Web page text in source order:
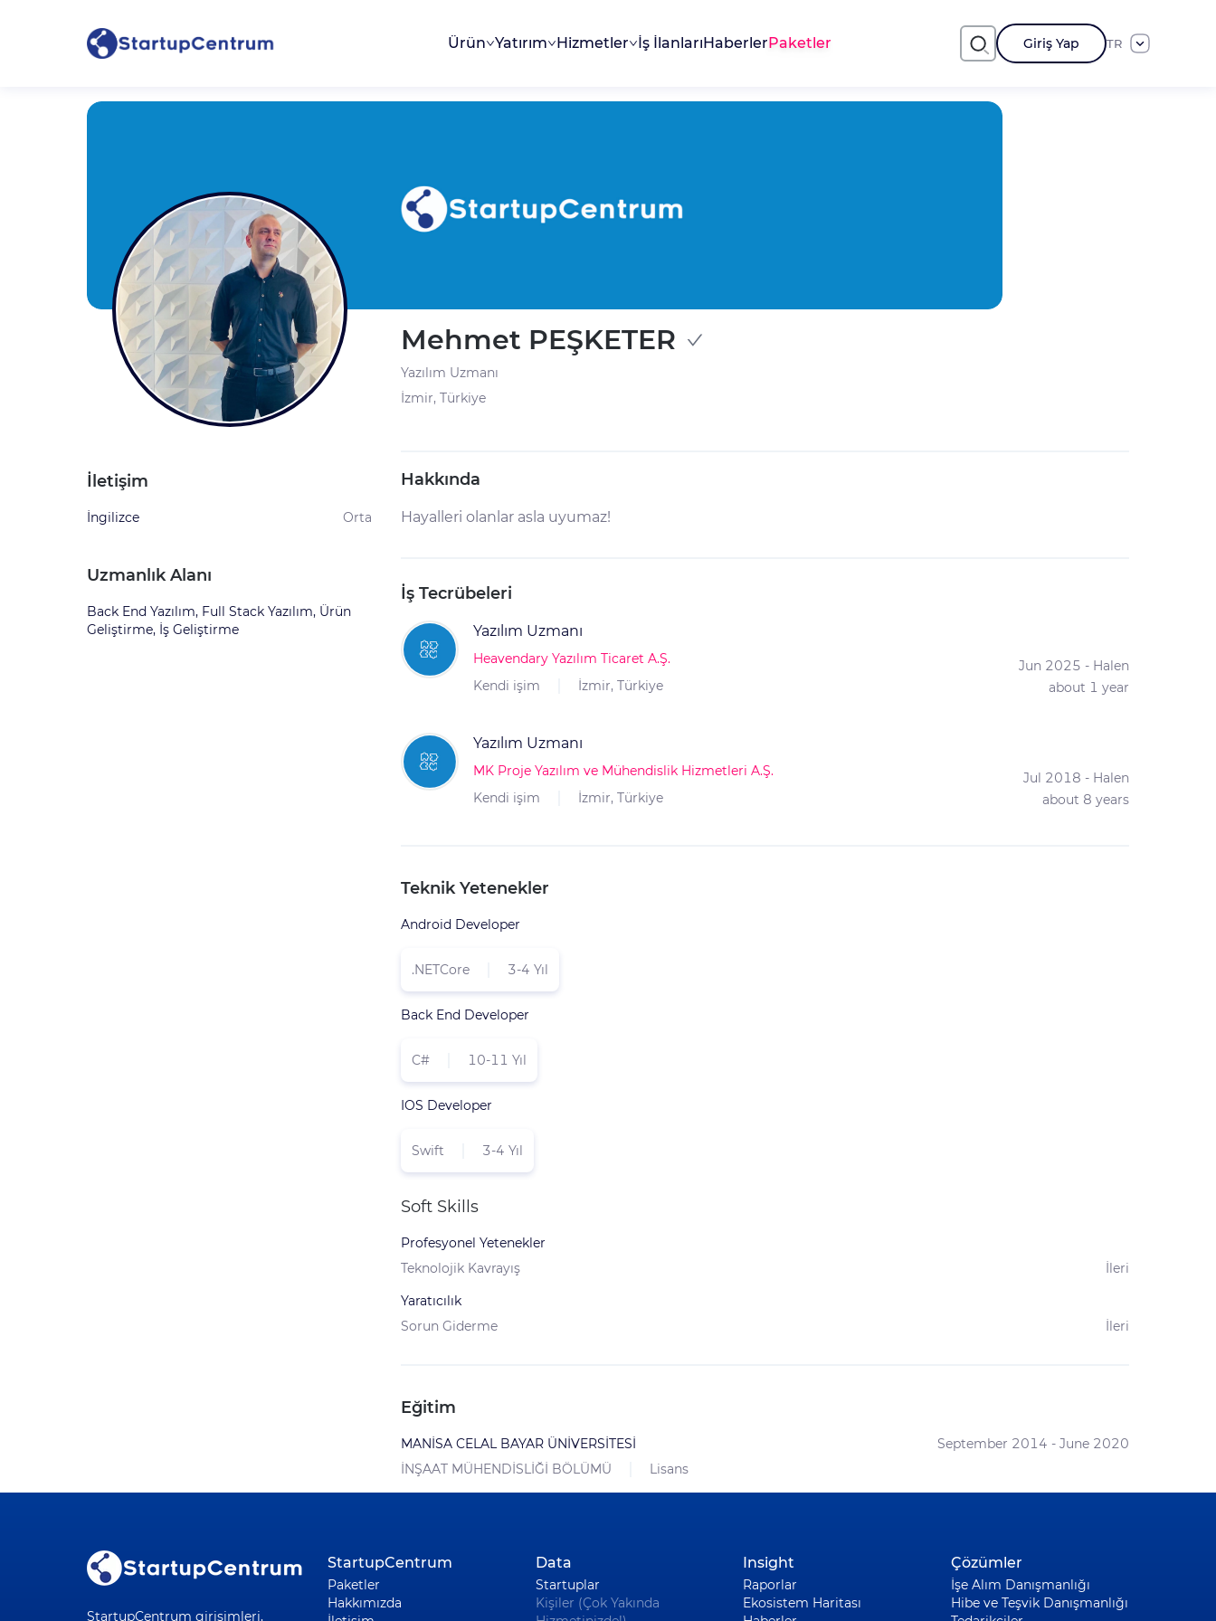
Ürün Yatırım Hizmetler İş İlanlarıHaberlerPaketler Giriş Yap TR
Mehmet PEŞKETER
Yazılım Uzmanı
İzmir, Türkiye
İletişim
İngilizce Orta
Uzmanlık Alanı
Back End Yazılım, Full Stack Yazılım, Ürün
Geliştirme, İş Geliştirme
Hakkında
Hayalleri olanlar asla uyumaz!
İş Tecrübeleri
Yazılım Uzmanı
Heavendary Yazılım Ticaret A.Ş.
Kendi işim
İzmir, Türkiye
Jun 2025 - Halen
about 1 year
Yazılım Uzmanı
MK Proje Yazılım ve Mühendislik Hizmetleri A.Ş.
Kendi işim
İzmir, Türkiye
Jul 2018 - Halen
about 8 years
Teknik Yetenekler
Android Developer
.NETCore 3-4 Yıl
Back End Developer
C# 10-11 Yıl
IOS Developer
Swift 3-4 Yıl
Soft Skills
Profesyonel Yetenekler
Teknolojik Kavrayış
İleri
Yaratıcılık
Sorun Giderme
İleri
Eğitim
MANİSA CELAL BAYAR ÜNİVERSİTESİ
September 2014 - June 2020
İNŞAAT MÜHENDİSLİĞİ BÖLÜMÜ
Lisans
StartupCentrum girişimleri,
StartupCentrum
Paketler
Hakkımızda
Data
Startuplar
Kişiler (Çok Yakında
Insight
Raporlar
Ekosistem Haritası
Çözümler
İşe Alım Danışmanlığı
Hibe ve Teşvik Danışmanlığı